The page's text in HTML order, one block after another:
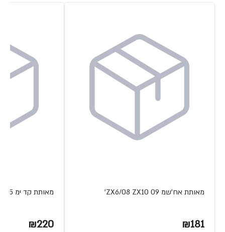
מאותת אח'שמ 09 ZX6/08 ZX10'
₪181
מאותת קד ימ VERSYS1000 15
₪220